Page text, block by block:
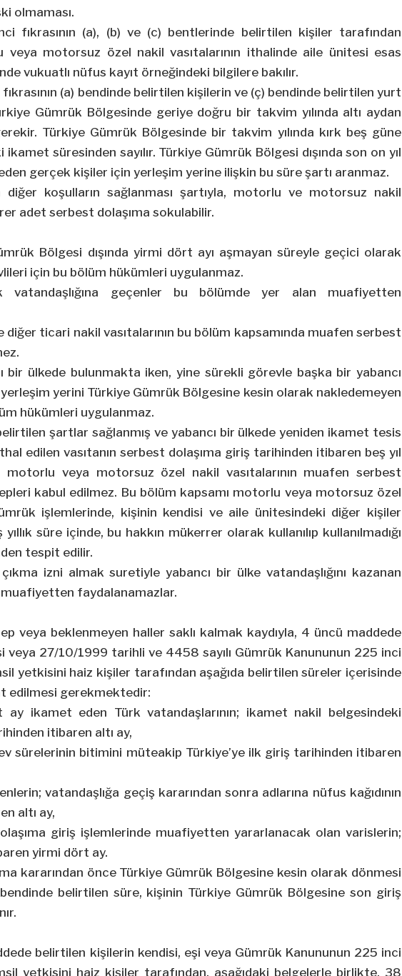
olmaması.
fıkrasının (a), (b) ve (c) bentlerinde belirtilen kişiler tarafından
motorsuz özel nakil vasıtalarının ithalinde aile ünitesi esas
vukuatlı nüfus kayıt örneğindeki bilgilere bakılır.
(a) bendinde belirtilen kişilerin ve (ç) bendinde belirtilen yurt
Gümrük Bölgesinde geriye doğru bir takvim yılında altı aydan
Türkiye Gümrük Bölgesinde bir takvim yılında kırk beş güne
ikamet süresinden sayılır. Türkiye Gümrük Bölgesi dışında son on yıl
gerçek kişiler için yerleşim yerine ilişkin bu süre şartı aranmaz.
koşulların sağlanması şartıyla, motorlu ve motorsuz nakil
adet serbest dolaşıma sokulabilir.
Bölgesi dışında yirmi dört ayı aşmayan süreyle geçici olarak
için bu bölüm hükümleri uygulanmaz.
vatandaşlığına geçenler bu bölümde yer alan muafiyetten
ticari nakil vasıtalarının bu bölüm kapsamında muafen serbest
bir ülkede bulunmakta iken, yine sürekli görevle başka bir yabancı
yerini Türkiye Gümrük Bölgesine kesin olarak nakledemeyen
hükümleri uygulanmaz.
şartlar sağlanmış ve yabancı bir ülkede yeniden ikamet tesis
edilen vasıtanın serbest dolaşıma giriş tarihinden itibaren beş yıl
motorlu veya motorsuz özel nakil vasıtalarının muafen serbest
kabul edilmez. Bu bölüm kapsamı motorlu veya motorsuz özel
işlemlerinde, kişinin kendisi ve aile ünitesindeki diğer kişiler
süre içinde, bu hakkın mükerrer olarak kullanılıp kullanılmadığı
tespit edilir.
izni almak suretiyle yabancı bir ülke vatandaşlığını kazanan
faydalanamazlar.
veya beklenmeyen haller saklı kalmak kaydıyla, 4 üncü maddede
veya 27/10/1999 tarihli ve 4458 sayılı Gümrük Kanununun 225 inci
yetkisini haiz kişiler tarafından aşağıda belirtilen süreler içerisinde
edilmesi gerekmektedir:
ay ikamet eden Türk vatandaşlarının; ikamet nakil belgesindeki
itibaren altı ay,
sürelerinin bitimini müteakip Türkiye’ye ilk giriş tarihinden itibaren
vatandaşlığa geçiş kararından sonra adlarına nüfus kağıdının
altı ay,
giriş işlemlerinde muafiyetten yararlanacak olan varislerin;
yirmi dört ay.
kararından önce Türkiye Gümrük Bölgesine kesin olarak dönmesi
belirtilen süre, kişinin Türkiye Gümrük Bölgesine son giriş
belirtilen kişilerin kendisi, eşi veya Gümrük Kanununun 225 inci
yetkisini haiz kişiler tarafından, aşağıdaki belgelerle birlikte, 38